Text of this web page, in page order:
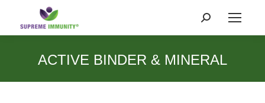
Search:
ACTIVE BINDER & MINERAL